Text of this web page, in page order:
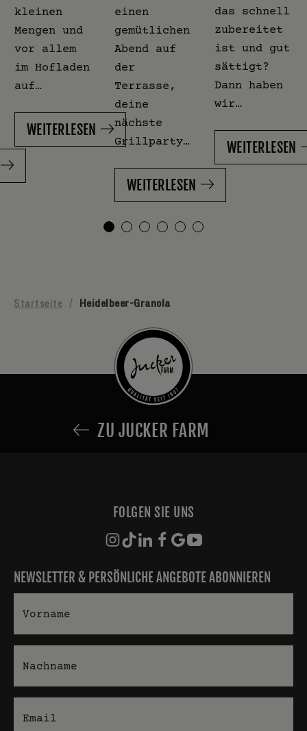
kleinen
Mengen und
vor allem
im Hofladen
auf…
WEITERLESEN
einen
gemütlichen
Abend auf
der
Terrasse,
deine
nächste
Grillparty…
WEITERLESEN
das schnell
zubereitet
ist und gut
sättigt?
Dann haben
wir…
WEITERLESEN
Startseite / Heidelbeer-Granola
ZU JUCKER FARM
FOLGEN SIE UNS
NEWSLETTER & PERSÖNLICHE ANGEBOTE ABONNIEREN